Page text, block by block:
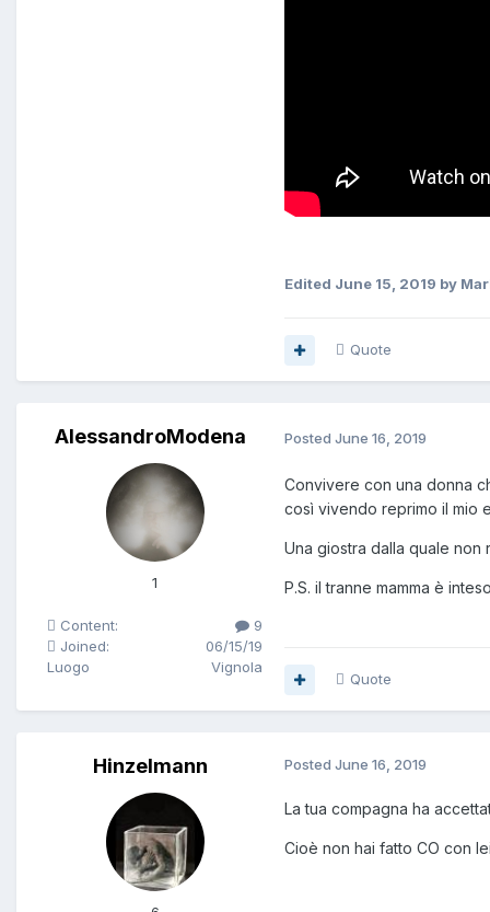
Edited June 15, 2019 by
Quote
AlessandroModena
1
Content:
9
Joined:
06/15/19
Luogo
Vignola
Posted June 16, 2019
Convivere con una donna
così vivendo reprimo il mio
Una giostra dalla quale non
P.S. il tranne mamma è
Quote
Hinzelmann Posted June 16, 2019
La tua compagna ha
Cioè non hai fatto CO con